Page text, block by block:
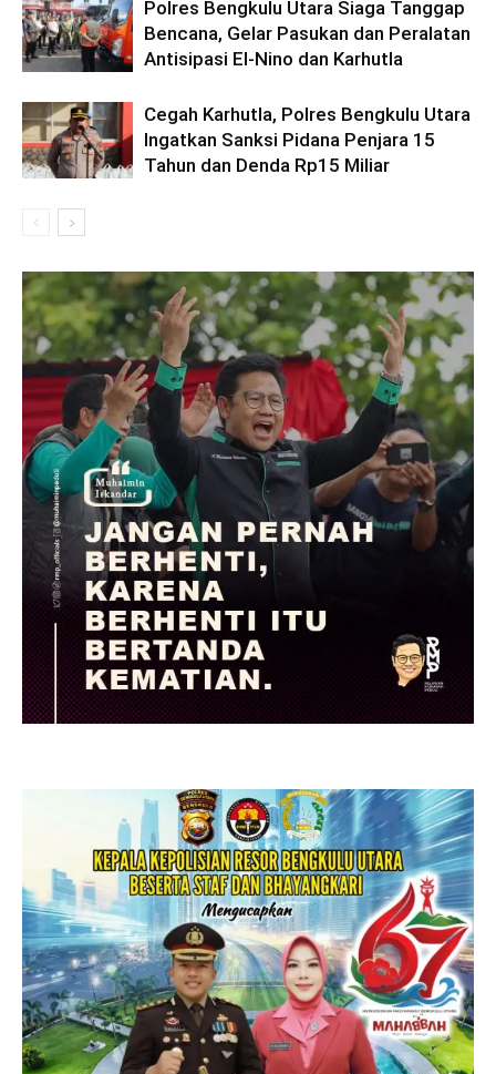
Polres Bengkulu Utara Siaga Tanggap
Bencana, Gelar Pasukan dan Peralatan
Antisipasi El-Nino dan Karhutla
Cegah Karhutla, Polres Bengkulu Utara
Ingatkan Sanksi Pidana Penjara 15
Tahun dan Denda Rp15 Miliar